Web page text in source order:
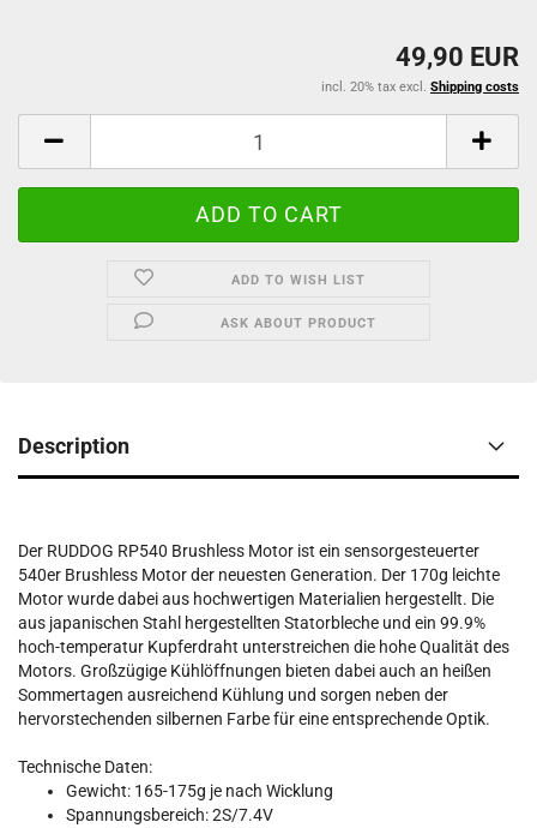
49,90 EUR
incl. 20% tax excl. Shipping costs
ADD TO WISH LIST
ASK ABOUT PRODUCT
Description
Der RUDDOG RP540 Brushless Motor ist ein sensorgesteuerter
540er Brushless Motor der neuesten Generation. Der 170g leichte
Motor wurde dabei aus hochwertigen Materialien hergestellt. Die
aus japanischen Stahl hergestellten Statorbleche und ein 99.9%
hoch-temperatur Kupferdraht unterstreichen die hohe Qualität des
Motors. Großzügige Kühlöffnungen bieten dabei auch an heißen
Sommertagen ausreichend Kühlung und sorgen neben der
hervorstechenden silbernen Farbe für eine entsprechende Optik.
Technische Daten:
Gewicht: 165-175g je nach Wicklung
Spannungsbereich: 2S/7.4V